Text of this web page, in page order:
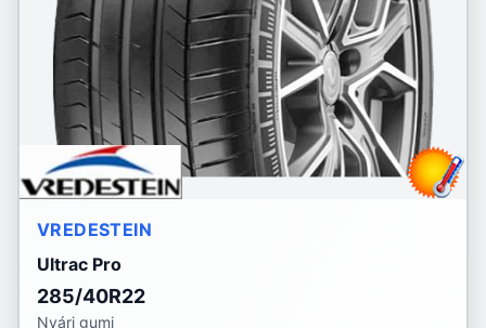
VREDESTEIN
Ultrac Pro
285/40R22
Nyári gumi